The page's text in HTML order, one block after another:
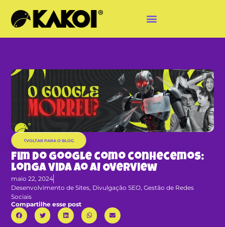
VOLTAR PARA O BLOG
Fim do Google como conhecemos:
longa vida ao AI Overview
maio 22, 2024
Desenvolvimento de Sites, Divulgação SEO,Gestão de Redes
Sociais
Compartilhe esse post